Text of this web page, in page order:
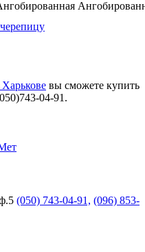
вы сможете купить
04-91.
(050) 743-04-91, (096) 853-